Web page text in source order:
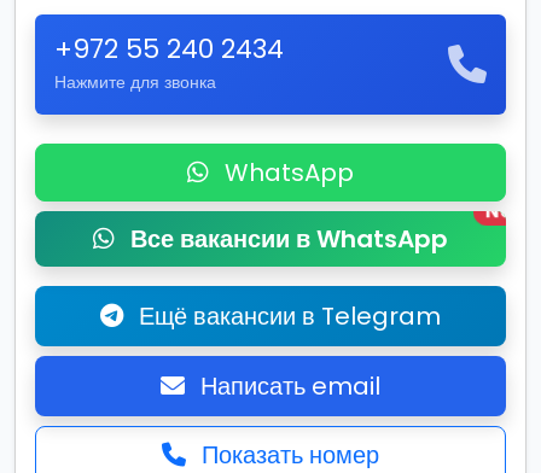
+972 55 240 2434
Нажмите для звонка
WhatsApp
Все вакансии в WhatsApp
New
Ещё вакансии в Telegram
Написать email
Показать номер